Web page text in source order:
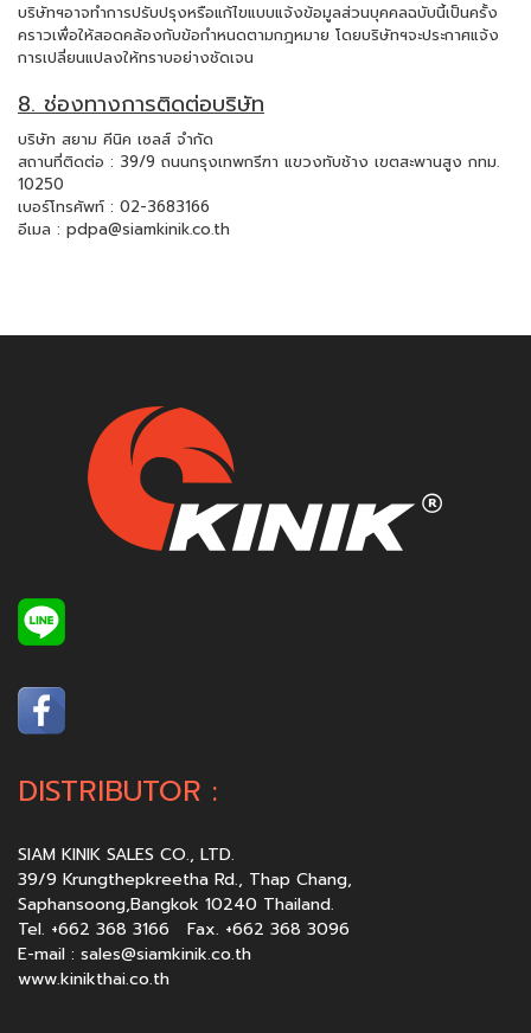
บริษัทฯอาจทำการปรับปรุงหรือแก้ไขแบบแจ้งข้อมูลส่วนบุคคลฉบับนี้เป็นครั้ง
คราวเพื่อให้สอดคล้องกับข้อกำหนดตามกฎหมาย โดยบริษัทฯจะประกาศแจ้ง
การเปลี่ยนแปลงให้ทราบอย่างชัดเจน
8. ช่องทางการติดต่อบริษัท
บริษัท สยาม คีนิค เซลส์ จำกัด
สถานที่ติดต่อ : 39/9 ถนนกรุงเทพกรีฑา แขวงทับช้าง เขตสะพานสูง กทม.
10250
เบอร์โทรศัพท์ : 02-3683166
อีเมล : pdpa@siamkinik.co.th
DISTRIBUTOR :
SIAM KINIK SALES CO., LTD.
39/9 Krungthepkreetha Rd., Thap Chang,
Saphansoong,Bangkok 10240 Thailand.
Tel. +662 368 3166 Fax. +662 368 3096
E-mail : sales@siamkinik.co.th
www.kinikthai.co.th